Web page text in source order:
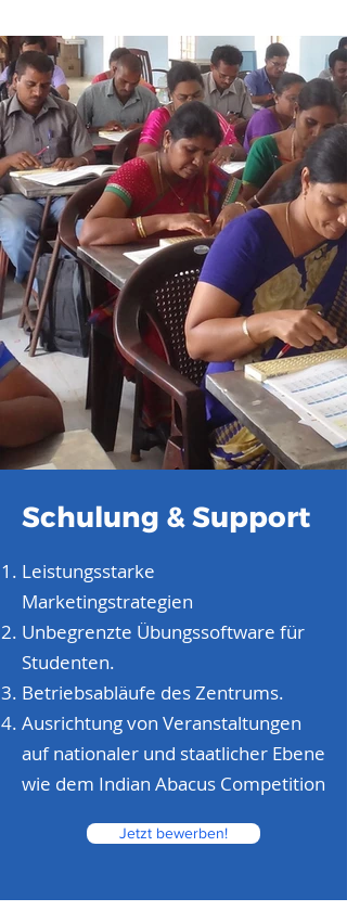
Schulung & Support
Leistungsstarke
Marketingstrategien
Unbegrenzte Übungssoftware für
Studenten.
Betriebsabläufe des Zentrums.
Ausrichtung von Veranstaltungen
auf nationaler und staatlicher Ebene
wie dem Indian Abacus Competition
Jetzt bewerben!